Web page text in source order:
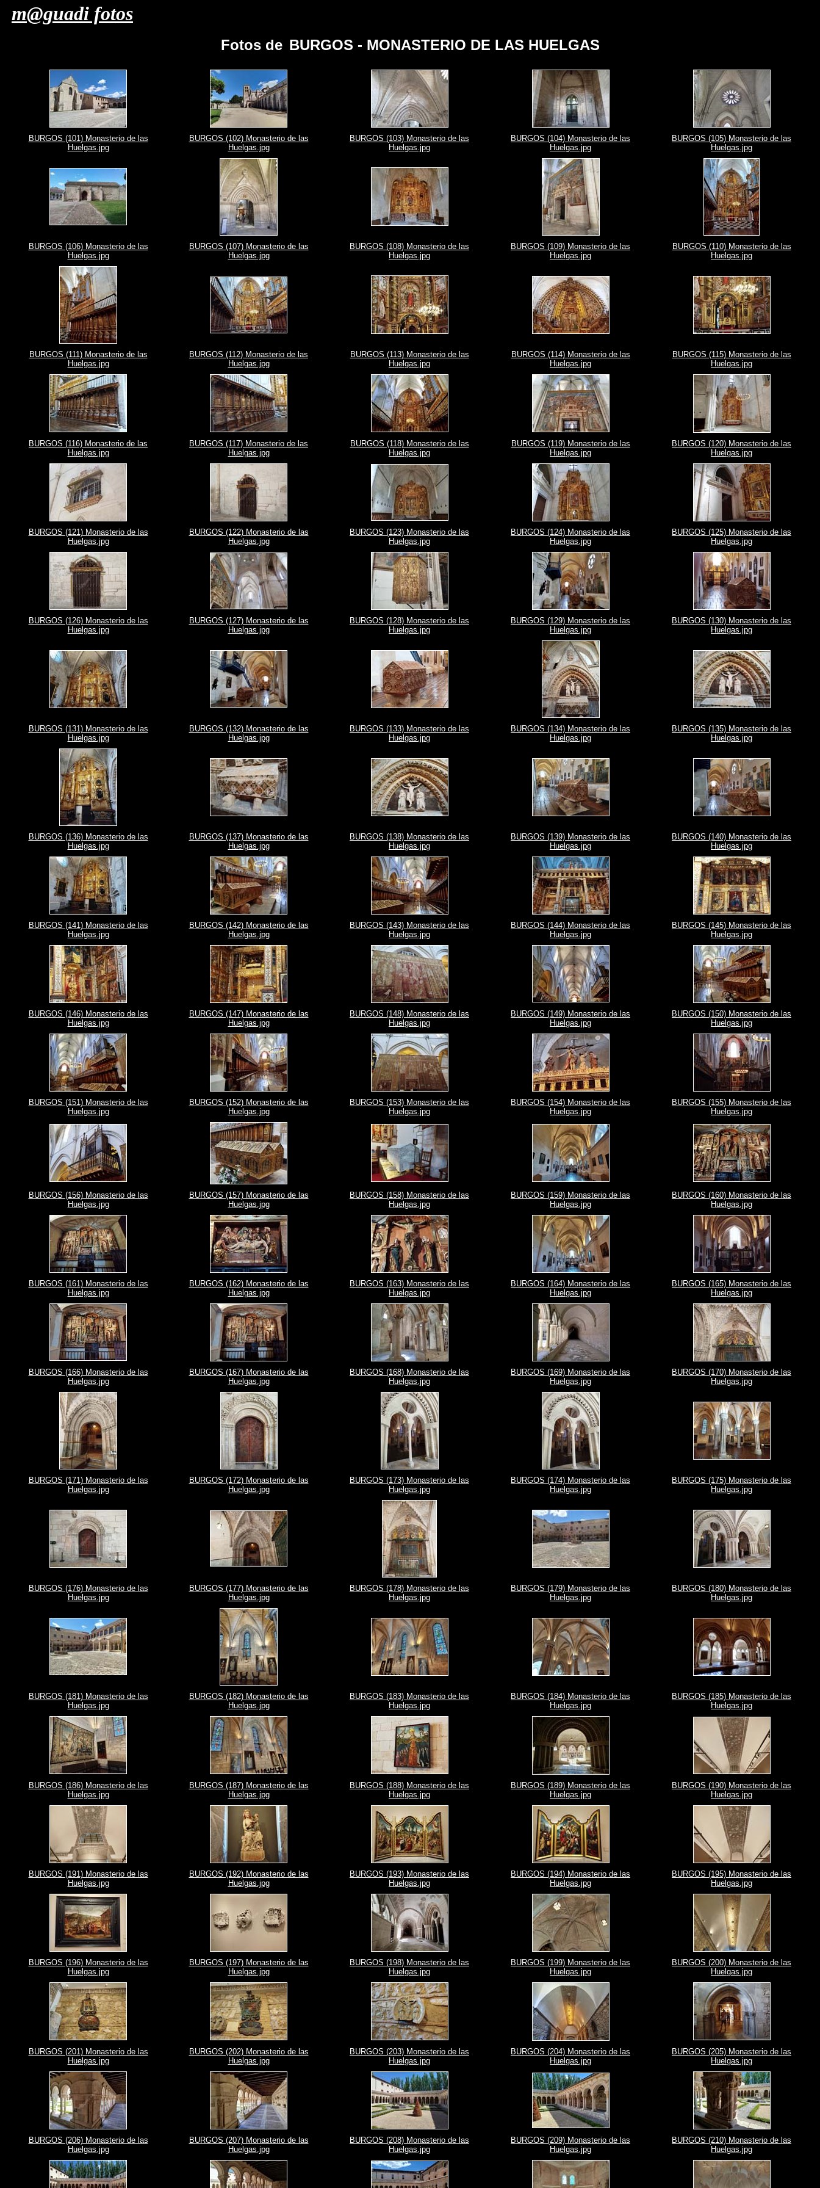
m@guadi fotos
Fotos de BURGOS - MONASTERIO DE LAS HUELGAS
BURGOS (101) Monasterio de las
Huelgas.jpg
BURGOS (102) Monasterio de las
Huelgas.jpg
BURGOS (103) Monasterio de las
Huelgas.jpg
BURGOS (104) Monasterio de las
Huelgas.jpg
BURGOS (105) Monasterio de las
Huelgas.jpg
BURGOS (106) Monasterio de las
Huelgas.jpg
BURGOS (107) Monasterio de las
Huelgas.jpg
BURGOS (108) Monasterio de las
Huelgas.jpg
BURGOS (109) Monasterio de las
Huelgas.jpg
BURGOS (110) Monasterio de las
Huelgas.jpg
BURGOS (111) Monasterio de las
Huelgas.jpg
BURGOS (112) Monasterio de las
Huelgas.jpg
BURGOS (113) Monasterio de las
Huelgas.jpg
BURGOS (114) Monasterio de las
Huelgas.jpg
BURGOS (115) Monasterio de las
Huelgas.jpg
BURGOS (116) Monasterio de las
Huelgas.jpg
BURGOS (117) Monasterio de las
Huelgas.jpg
BURGOS (118) Monasterio de las
Huelgas.jpg
BURGOS (119) Monasterio de las
Huelgas.jpg
BURGOS (120) Monasterio de las
Huelgas.jpg
BURGOS (121) Monasterio de las
Huelgas.jpg
BURGOS (122) Monasterio de las
Huelgas.jpg
BURGOS (123) Monasterio de las
Huelgas.jpg
BURGOS (124) Monasterio de las
Huelgas.jpg
BURGOS (125) Monasterio de las
Huelgas.jpg
BURGOS (126) Monasterio de las
Huelgas.jpg
BURGOS (127) Monasterio de las
Huelgas.jpg
BURGOS (128) Monasterio de las
Huelgas.jpg
BURGOS (129) Monasterio de las
Huelgas.jpg
BURGOS (130) Monasterio de las
Huelgas.jpg
BURGOS (131) Monasterio de las
Huelgas.jpg
BURGOS (132) Monasterio de las
Huelgas.jpg
BURGOS (133) Monasterio de las
Huelgas.jpg
BURGOS (134) Monasterio de las
Huelgas.jpg
BURGOS (135) Monasterio de las
Huelgas.jpg
BURGOS (136) Monasterio de las
Huelgas.jpg
BURGOS (137) Monasterio de las
Huelgas.jpg
BURGOS (138) Monasterio de las
Huelgas.jpg
BURGOS (139) Monasterio de las
Huelgas.jpg
BURGOS (140) Monasterio de las
Huelgas.jpg
BURGOS (141) Monasterio de las
Huelgas.jpg
BURGOS (142) Monasterio de las
Huelgas.jpg
BURGOS (143) Monasterio de las
Huelgas.jpg
BURGOS (144) Monasterio de las
Huelgas.jpg
BURGOS (145) Monasterio de las
Huelgas.jpg
BURGOS (146) Monasterio de las
Huelgas.jpg
BURGOS (147) Monasterio de las
Huelgas.jpg
BURGOS (148) Monasterio de las
Huelgas.jpg
BURGOS (149) Monasterio de las
Huelgas.jpg
BURGOS (150) Monasterio de las
Huelgas.jpg
BURGOS (151) Monasterio de las
Huelgas.jpg
BURGOS (152) Monasterio de las
Huelgas.jpg
BURGOS (153) Monasterio de las
Huelgas.jpg
BURGOS (154) Monasterio de las
Huelgas.jpg
BURGOS (155) Monasterio de las
Huelgas.jpg
BURGOS (156) Monasterio de las
Huelgas.jpg
BURGOS (157) Monasterio de las
Huelgas.jpg
BURGOS (158) Monasterio de las
Huelgas.jpg
BURGOS (159) Monasterio de las
Huelgas.jpg
BURGOS (160) Monasterio de las
Huelgas.jpg
BURGOS (161) Monasterio de las
Huelgas.jpg
BURGOS (162) Monasterio de las
Huelgas.jpg
BURGOS (163) Monasterio de las
Huelgas.jpg
BURGOS (164) Monasterio de las
Huelgas.jpg
BURGOS (165) Monasterio de las
Huelgas.jpg
BURGOS (166) Monasterio de las
Huelgas.jpg
BURGOS (167) Monasterio de las
Huelgas.jpg
BURGOS (168) Monasterio de las
Huelgas.jpg
BURGOS (169) Monasterio de las
Huelgas.jpg
BURGOS (170) Monasterio de las
Huelgas.jpg
BURGOS (171) Monasterio de las
Huelgas.jpg
BURGOS (172) Monasterio de las
Huelgas.jpg
BURGOS (173) Monasterio de las
Huelgas.jpg
BURGOS (174) Monasterio de las
Huelgas.jpg
BURGOS (175) Monasterio de las
Huelgas.jpg
BURGOS (176) Monasterio de las
Huelgas.jpg
BURGOS (177) Monasterio de las
Huelgas.jpg
BURGOS (178) Monasterio de las
Huelgas.jpg
BURGOS (179) Monasterio de las
Huelgas.jpg
BURGOS (180) Monasterio de las
Huelgas.jpg
BURGOS (181) Monasterio de las
Huelgas.jpg
BURGOS (182) Monasterio de las
Huelgas.jpg
BURGOS (183) Monasterio de las
Huelgas.jpg
BURGOS (184) Monasterio de las
Huelgas.jpg
BURGOS (185) Monasterio de las
Huelgas.jpg
BURGOS (186) Monasterio de las
Huelgas.jpg
BURGOS (187) Monasterio de las
Huelgas.jpg
BURGOS (188) Monasterio de las
Huelgas.jpg
BURGOS (189) Monasterio de las
Huelgas.jpg
BURGOS (190) Monasterio de las
Huelgas.jpg
BURGOS (191) Monasterio de las
Huelgas.jpg
BURGOS (192) Monasterio de las
Huelgas.jpg
BURGOS (193) Monasterio de las
Huelgas.jpg
BURGOS (194) Monasterio de las
Huelgas.jpg
BURGOS (195) Monasterio de las
Huelgas.jpg
BURGOS (196) Monasterio de las
Huelgas.jpg
BURGOS (197) Monasterio de las
Huelgas.jpg
BURGOS (198) Monasterio de las
Huelgas.jpg
BURGOS (199) Monasterio de las
Huelgas.jpg
BURGOS (200) Monasterio de las
Huelgas.jpg
BURGOS (201) Monasterio de las
Huelgas.jpg
BURGOS (202) Monasterio de las
Huelgas.jpg
BURGOS (203) Monasterio de las
Huelgas.jpg
BURGOS (204) Monasterio de las
Huelgas.jpg
BURGOS (205) Monasterio de las
Huelgas.jpg
BURGOS (206) Monasterio de las
Huelgas.jpg
BURGOS (207) Monasterio de las
Huelgas.jpg
BURGOS (208) Monasterio de las
Huelgas.jpg
BURGOS (209) Monasterio de las
Huelgas.jpg
BURGOS (210) Monasterio de las
Huelgas.jpg